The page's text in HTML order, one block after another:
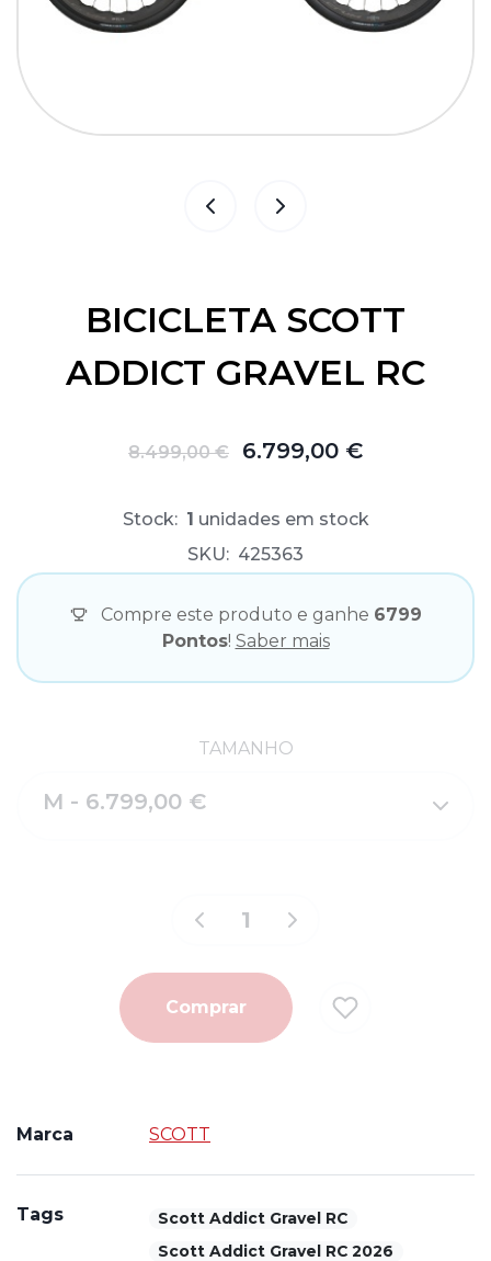
BICICLETA SCOTT
ADDICT GRAVEL RC
8.499,00 € 6.799,00 €
Stock: 1 unidades em stock
SKU: 425363
Compre este produto e ganhe 6799
Pontos! Saber mais
TAMANHO
M - 6.799,00 €
Comprar
Marca SCOTT
Tags
Scott Addict Gravel RC
Scott Addict Gravel RC 2026